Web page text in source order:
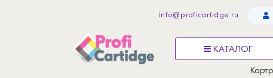
info@proficartidge.ru
КАТАЛОГ